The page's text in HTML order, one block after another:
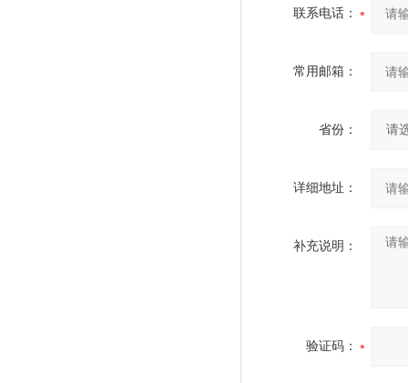
联系电话：
常用邮箱：
省份：
详细地址：
补充说明：
验证码：